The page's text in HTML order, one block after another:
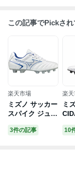
この記事でPickさ
楽天市場
ミズノ サッカー
スパイク ジュニ
ア モナルシーダ
ネオ2 SE JR ハ
3件の記事
楽
ミ
シ
10